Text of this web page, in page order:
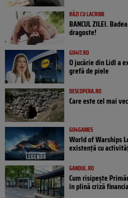
RÂZI CU LACRIMI
BANCUL ZILEI.
dragoste!
GO4IT.RO
O jucărie din Lidl a
grefă de piele
DESCOPERA.RO
Care este cel mai
GO4GAMES
World of Warships
existență cu
GANDUL.RO
Cum risipește
în plină criză